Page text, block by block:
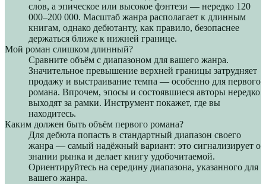
слов, а эпическое или высокое фэнтези — нередко 120
000–200 000. Масштаб жанра располагает к длинным
книгам, однако дебютанту, как правило, безопаснее
держаться ближе к нижней границе.
Мой роман слишком длинный?
Сравните объём с диапазоном для вашего жанра.
Значительное превышение верхней границы затрудняет
продажу и выстраивание темпа — особенно для первого
романа. Впрочем, эпосы и состоявшиеся авторы нередко
выходят за рамки. Инструмент покажет, где вы
находитесь.
Каким должен быть объём первого романа?
Для дебюта попасть в стандартный диапазон своего
жанра — самый надёжный вариант: это сигнализирует о
знании рынка и делает книгу удобочитаемой.
Ориентируйтесь на середину диапазона, указанного для
вашего жанра.